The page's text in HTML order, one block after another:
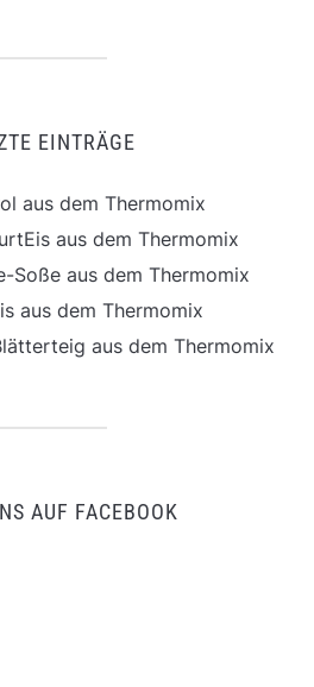
EINTRÄGE
aus dem Thermomix
aus dem Thermomix
Soße aus dem Thermomix
aus dem Thermomix
aus dem Thermomix
AUF FACEBOOK